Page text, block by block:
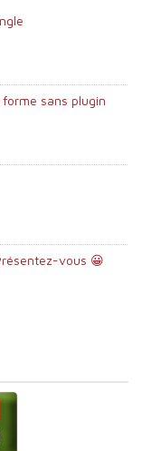
sans plugin
vous 😀